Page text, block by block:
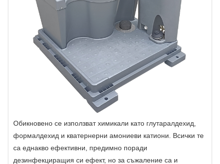
Обикновено се използват химикали като глутаралдехид,
формалдехид и кватернерни амониеви катиони. Всички те
са еднакво ефективни, предимно поради
дезинфекциращия си ефект, но за съжаление са и